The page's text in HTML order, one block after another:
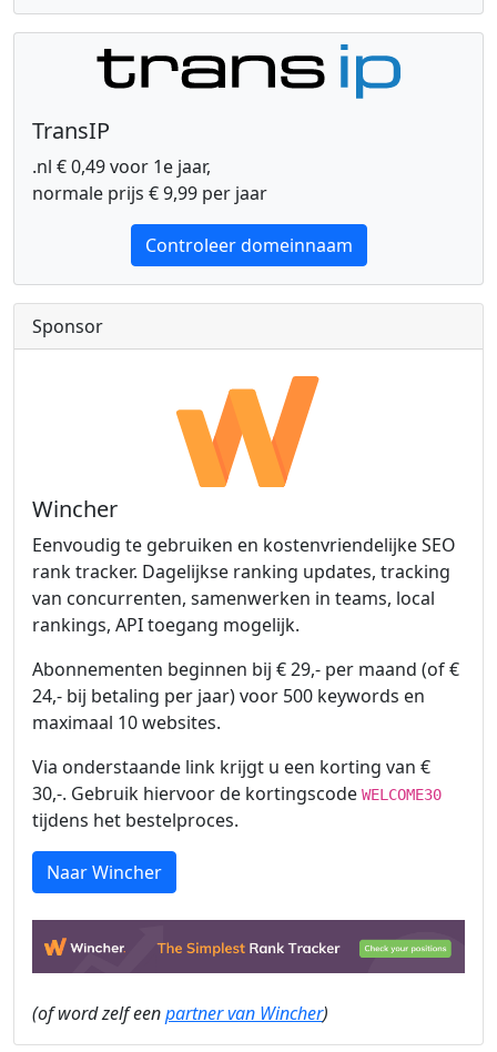
TransIP
.nl € 0,49 voor 1e jaar,
normale prijs € 9,99 per jaar
Controleer domeinnaam
Sponsor
Wincher
Eenvoudig te gebruiken en kostenvriendelijke SEO
rank tracker. Dagelijkse ranking updates, tracking
van concurrenten, samenwerken in teams, local
rankings, API toegang mogelijk.
Abonnementen beginnen bij € 29,- per maand (of €
24,- bij betaling per jaar) voor 500 keywords en
maximaal 10 websites.
Via onderstaande link krijgt u een korting van €
30,-. Gebruik hiervoor de kortingscode WELCOME30
tijdens het bestelproces.
Naar Wincher
(of word zelf eenpartner van Wincher)